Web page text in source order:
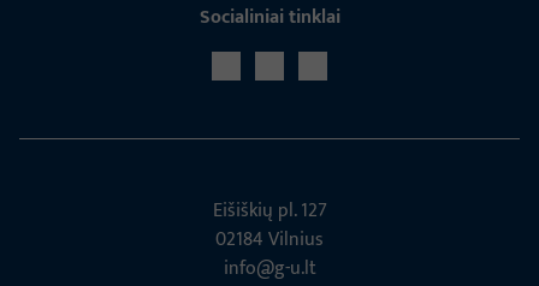
Socialiniai tinklai
Eišiškių pl. 127
02184 Vil­nius
info@g-u.lt